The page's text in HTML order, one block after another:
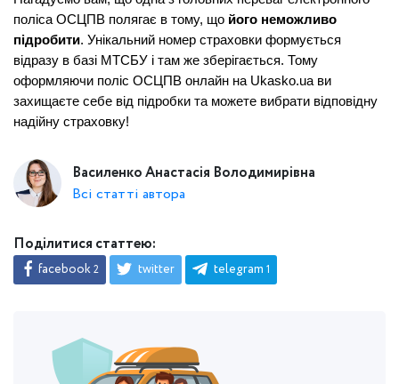
поліса ОСЦПВ полягає в тому, що його неможливо
підробити. Унікальний номер страховки формується
відразу в базі МТСБУ і там же зберігається. Тому
оформляючи поліс ОСЦПВ онлайн на Ukasko.ua ви
захищаєте себе від підробки та можете вибрати відповідну
надійну страховку!
Василенко Анастасія Володимирівна
Всі статті автора
Поділитися статтею:
facebook2 twitter telegram 1